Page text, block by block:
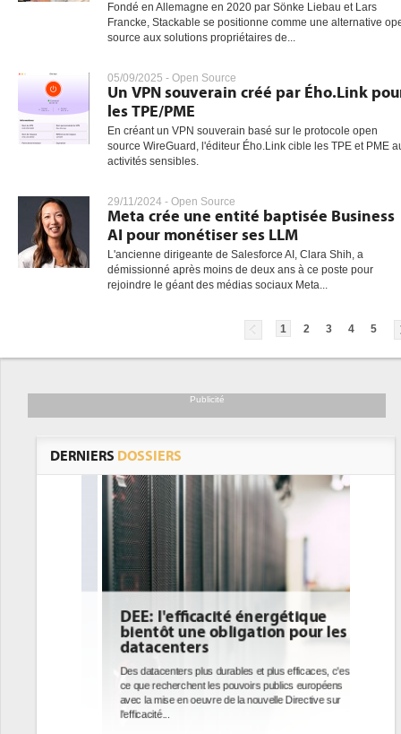
Fondé en Allemagne en 2020 par Sönke Liebau et Lars
Francke, Stackable se positionne comme une alternative
source aux solutions propriétaires de...
05/09/2025 - Open Source
Un VPN souverain créé par Ého.Link
les TPE/PME
En créant un VPN souverain basé sur le protocole open
source WireGuard, l'éditeur Ého.Link cible les TPE et PME
activités sensibles.
29/11/2024 - Open Source
Meta crée une entité baptisée Business
AI pour monétiser ses LLM
L'ancienne dirigeante de Salesforce AI, Clara Shih, a
démissionné après moins de deux ans à ce poste pour
rejoindre le géant des médias sociaux Meta...
1 2 3 4 5
Publicité
DERNIERS DOSSIERS
DEE: l'efficacité énergétique
bientôt une obligation pour les
datacenters
Des datacenters plus durables et plus efficaces, c'est
ce que recherchent les pouvoirs publics européens
avec la mise en oeuvre de la nouvelle Directive sur
l'efficacité...